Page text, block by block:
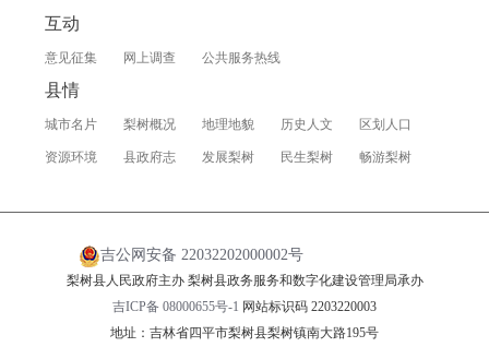
互动
意见征集 网上调查 公共服务热线
县情
城市名片 梨树概况 地理地貌 历史人文 区划人口
资源环境 县政府志 发展梨树 民生梨树 畅游梨树
吉公网安备 22032202000002号
梨树县人民政府主办 梨树县政务服务和数字化建设管理局承办
吉ICP备 08000655号-1 网站标识码 2203220003
地址：吉林省四平市梨树县梨树镇南大路195号